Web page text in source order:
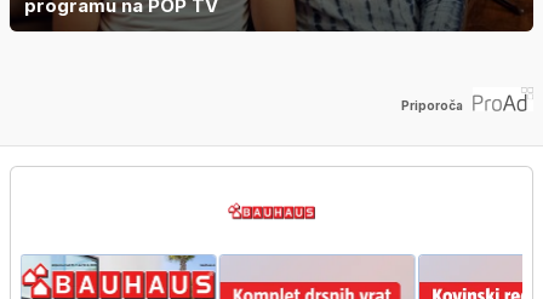
programu na POP TV
Priporoča